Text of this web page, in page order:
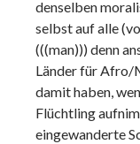
denselben
selbst auf alle
(((man))) denn
Länder für Afro/
damit haben,
Flüchtling
eingewanderte